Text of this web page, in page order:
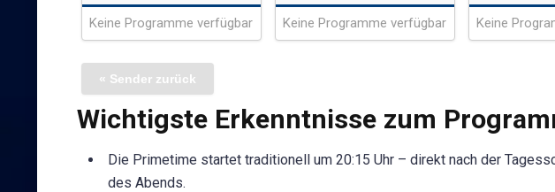
Keine Programme verfügbar Keine Programme verfügbar Keine
« Sender zurück
Wichtigste Erkenntnisse zum
Die Primetime startet traditionell um 20:15 Uhr – direkt nach der
des Abends.